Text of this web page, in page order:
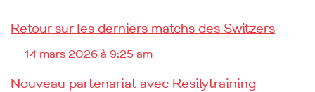
Retour sur les derniers matchs des Switzers
14 mars 2026 à 9:25 am
Nouveau partenariat avec Resilytraining